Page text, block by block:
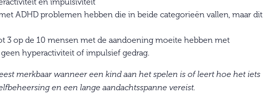
en impulsiviteit
ADHD problemen hebben die in beide categorieën vallen, maar dit
3 op de 10 mensen met de aandoening moeite hebben met
hyperactiviteit of impulsief gedrag.
merkbaar wanneer een kind aan het spelen is of leert hoe het iets
en een lange aandachtsspanne vereist.